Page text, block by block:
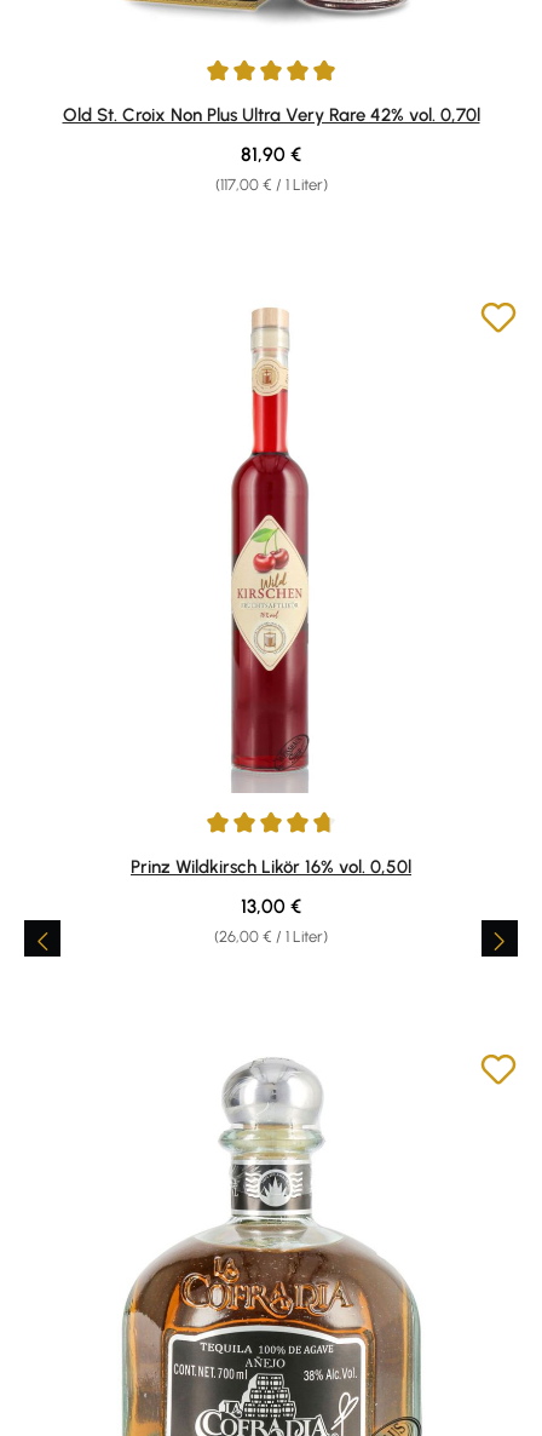
Durchschnittliche Bewertung von 4.94 von 5 Sternen
Old St. Croix Non Plus Ultra Very Rare 42% vol. 0,70l
(117,00 € / 1 Liter)
Regulärer Preis:
81,90 €
Durchschnittliche Bewertung von 4.83 von 5 Sternen
Prinz Wildkirsch Likör 16% vol. 0,50l
(26,00 € / 1 Liter)
Regulärer Preis:
13,00 €